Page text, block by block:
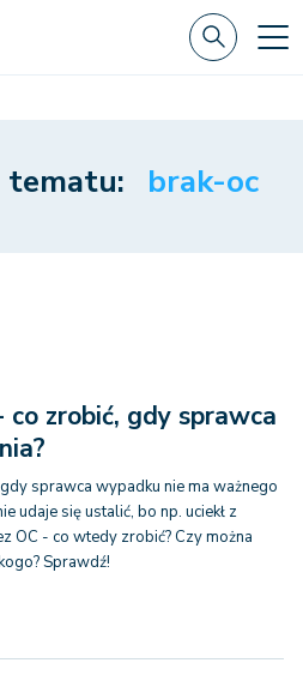
brak-oc
co zrobić, gdy sprawca
sprawca wypadku nie ma ważnego
udaje się ustalić, bo np. uciekł z
OC - co wtedy zrobić? Czy można
Sprawdź!